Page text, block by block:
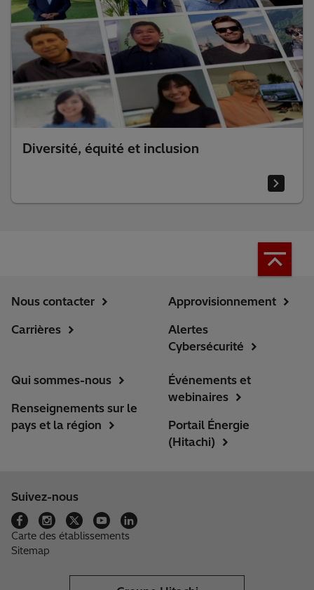
Diversité, équité et inclusion
Nous contacter
Carrières
Approvisionnement
Alertes
Cybersécurité
Qui sommes-nous
Renseignements sur le
pays et la région
Événements et
webinaires
Portail Énergie
(Hitachi)
Suivez-nous
Carte des établissements
Sitemap